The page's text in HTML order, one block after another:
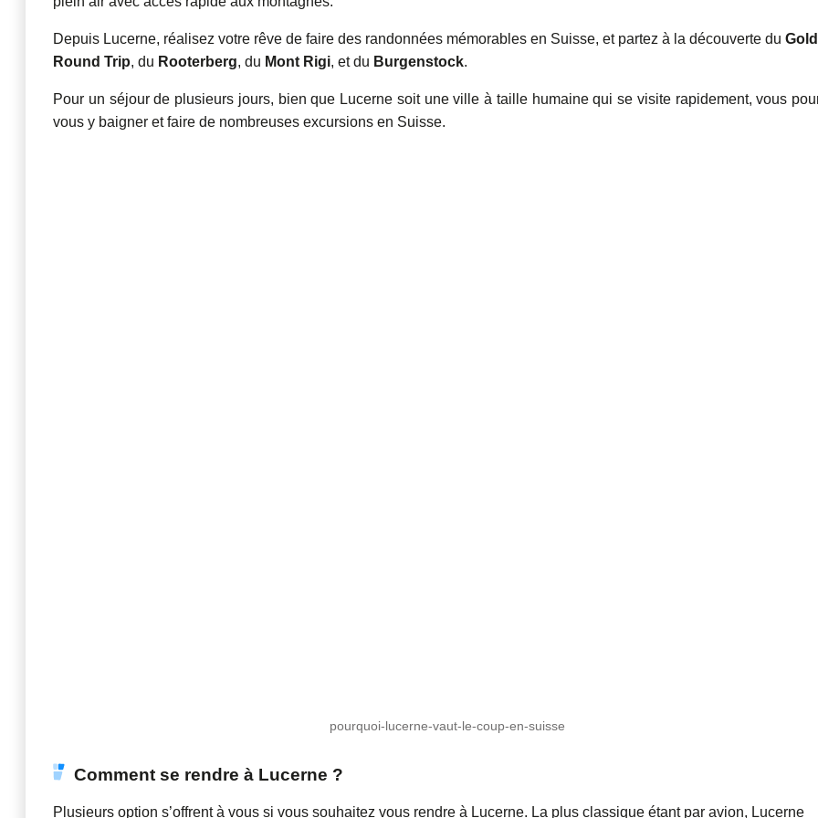
Depuis Lucerne, réalisez votre rêve de faire des randonnées mémorables en Suisse, et partez à la découverte du
Round Trip, du Rooterberg, du Mont Rigi, et du Burgenstock.
Pour un séjour de plusieurs jours, bien que Lucerne soit une ville à taille humaine qui se visite rapidement, vous
vous y baigner et faire de nombreuses excursions en Suisse.
pourquoi-lucerne-vaut-le-coup-en-suisse
Comment se rendre à Lucerne ?
Plusieurs option s’offrent à vous si vous souhaitez vous rendre à Lucerne. La plus classique étant par avion, Lucerne